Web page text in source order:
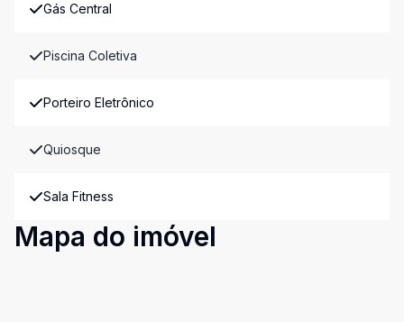
Gás Central
Piscina Coletiva
Porteiro Eletrônico
Quiosque
Sala Fitness
Mapa do imóvel